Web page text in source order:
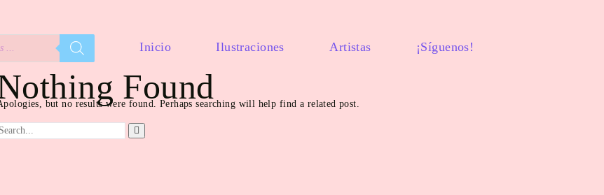
Inicio Ilustraciones Artistas ¡Síguenos!
Found
but no results were found. Perhaps searching will help find a related post.